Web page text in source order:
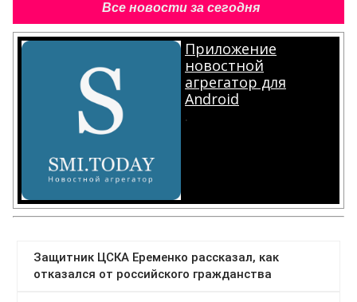
Все новости за сегодня
Приложение
новостной
агрегатор для
Android
.